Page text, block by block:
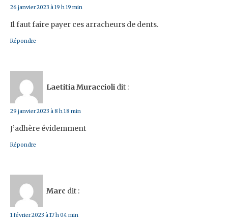
26 janvier 2023 à 19 h 19 min
Il faut faire payer ces arracheurs de dents.
Répondre
Laetitia Muraccioli dit :
29 janvier 2023 à 8 h 18 min
J’adhère évidemment
Répondre
Marc dit :
1 février 2023 à 17 h 04 min